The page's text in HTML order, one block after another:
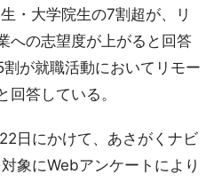
・大学院生の7割超が、リ
への志望度が上がると回答
が就職活動においてリモー
回答している。
日にかけて、あさがくナビ
象にWebアンケートにより